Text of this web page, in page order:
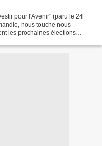
pour l'Avenir" (paru le 24
nous touche nous
les prochaines élections